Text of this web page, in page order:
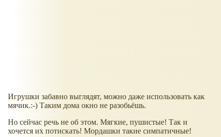
Игрушки забавно выглядят, можно даже использовать как
мячик.:-) Таким дома окно не разобьёшь.
Но сейчас речь не об этом. Мягкие, пушистые! Так и
хочется их потискать! Мордашки такие симпатичные!